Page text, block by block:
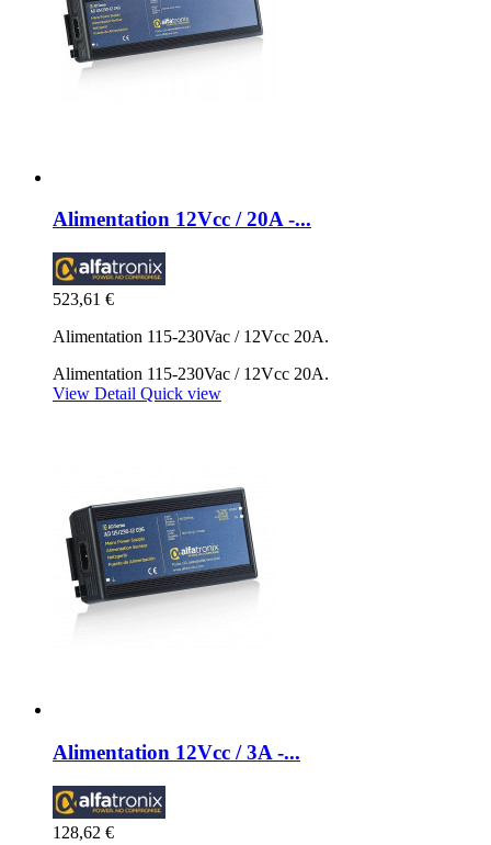
Alimentation 12Vcc / 20A -...
523,61 €
Alimentation 115-230Vac / 12Vcc 20A.
Alimentation 115-230Vac / 12Vcc 20A.
View Detail Quick view
Alimentation 12Vcc / 3A -...
128,62 €